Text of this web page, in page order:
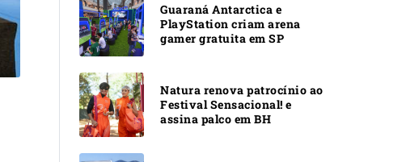
Guaraná Antarctica e
PlayStation criam arena
gamer gratuita em SP
Natura renova patrocínio ao
Festival Sensacional! e
assina palco em BH